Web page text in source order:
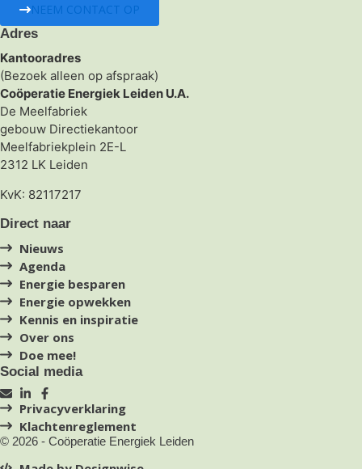
NEEM CONTACT OP
Adres
Kantooradres
(Bezoek alleen op afspraak)
Coöperatie Energiek Leiden U.A.
De Meelfabriek
gebouw Directiekantoor
Meelfabriekplein 2E-L
2312 LK Leiden
KvK: 82117217
Direct naar
Nieuws
Agenda
Energie besparen
Energie opwekken
Kennis en inspiratie
Over ons
Doe mee!
Social media
Privacyverklaring
Klachtenreglement
© 2026 - Coöperatie Energiek Leiden